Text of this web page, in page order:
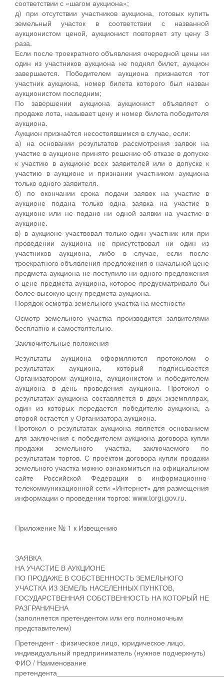
соответствии с «шагом аукциона»;
д) при отсутствии участников аукциона, готовых купить
земельный участок в соответствии с названной
аукционистом ценой, аукционист повторяет эту цену 3
раза.
Если после троекратного объявления очередной цены ни
один из участников аукциона не поднял билет, аукцион
завершается. Победителем аукциона признается тот
участник аукциона, номер билета которого был назван
аукционистом последним;
По завершении аукциона аукционист объявляет о
продаже лота, называет цену и номер билета победителя
аукциона.
Аукцион признаётся несостоявшимся в случае, если:
а) на основании результатов рассмотрения заявок на
участие в аукционе принято решение об отказе в допуске
к участию в аукционе всех заявителей или о допуске к
участию в аукционе и признании участником аукциона
только одного заявителя.
б) по окончании срока подачи заявок на участие в
аукционе подана только одна заявка на участие в
аукционе или не подано ни одной заявки на участие в
аукционе.
в) в аукционе участвовал только один участник или при
проведении аукциона не присутствовал ни один из
участников аукциона, либо в случае, если после
троекратного объявления предложения о начальной цене
предмета аукциона не поступило ни одного предложения
о цене предмета аукциона, которое предусматривало бы
более высокую цену предмета аукциона.
Порядок осмотра земельного участка на местности
Осмотр земельного участка производится заявителями
бесплатно и самостоятельно.
Заключительные положения
Результаты аукциона оформляются протоколом о
результатах аукциона, который подписывается
Организатором аукциона, аукционистом и победителем
аукциона в день проведения аукциона. Протокол о
результатах аукциона составляется в двух экземплярах,
один из которых передается победителю аукциона, а
второй остается у Организатора аукциона.
Протокол о результатах аукциона является основанием
для заключения с победителем аукциона договора купли
продажи земельного участка, заключаемого по
результатам торгов. С проектом договора купли продажи
земельного участка можно ознакомиться на официальном
сайте Российской Федерации в информационно-
телекоммуникационной сети «Интернет» для размещения
информации о проведении торгов: www.torgi.gov.ru.
Приложение № 1 к Извещению
ЗАЯВКА
НА УЧАСТИЕ В АУКЦИОНЕ
ПО ПРОДАЖЕ В СОБСТВЕННОСТЬ ЗЕМЕЛЬНОГО
УЧАСТКА ИЗ ЗЕМЕЛЬ НАСЕЛЕННЫХ ПУНКТОВ,
ГОСУДАРСТВЕННАЯ СОБСТВЕННОСТЬ НА КОТОРЫЙ НЕ
РАЗГРАНИЧЕНА
(заполняется претендентом или его полномочным
представителем)
Претендент - физическое лицо, юридическое лицо,
индивидуальный предприниматель (нужное подчеркнуть)
ФИО / Наименование